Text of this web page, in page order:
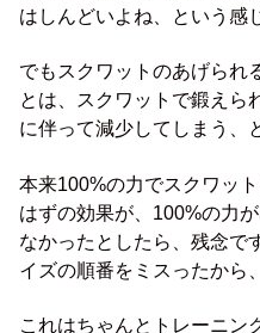
はしんどいよね、という感
でもスクワットのあげられ
とは、スクワットで鍛えら
に伴って減少してしまう、
本来100%の力でスクワッ
はずの効果が、100%の力
なかったとしたら、残念で
イズの順番をミスったから
これはちゃんとトレーニン